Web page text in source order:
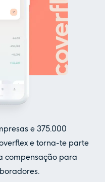
e 375.000
e torna-te parte
compensação para